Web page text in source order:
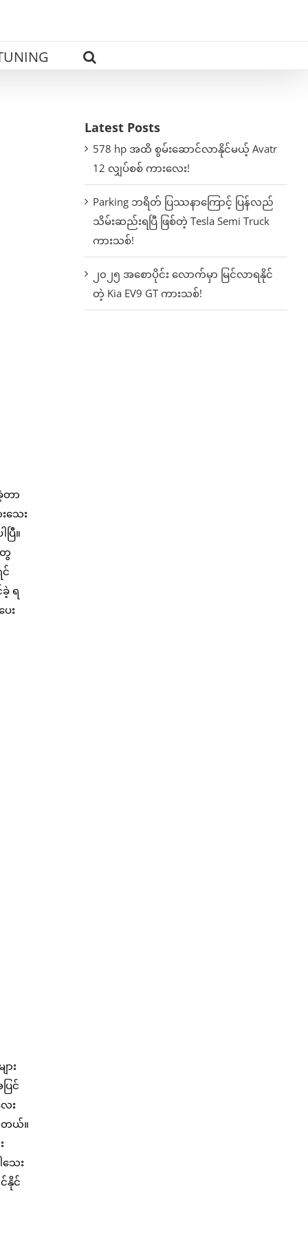
တာ
သေး
ြီ။
ေ
ရ
း
ား
ြင်
း
တယ်။
သေး
နိုင်
Latest Posts
578 hp အထိ စွမ်းဆောင်လာနိုင်မယ့် Avatr
12 လျှပ်စစ် ကားလေး!
Parking ဘရိတ် ပြဿနာကြောင့် ပြန်လည်
သိမ်းဆည်းရပြီ ဖြစ်တဲ့ Tesla Semi Truck
ကားသစ်!
၂၀၂၅ အစောပိုင်း လောက်မှာ မြင်လာရနိုင်
တဲ့ Kia EV9 GT ကားသစ်!